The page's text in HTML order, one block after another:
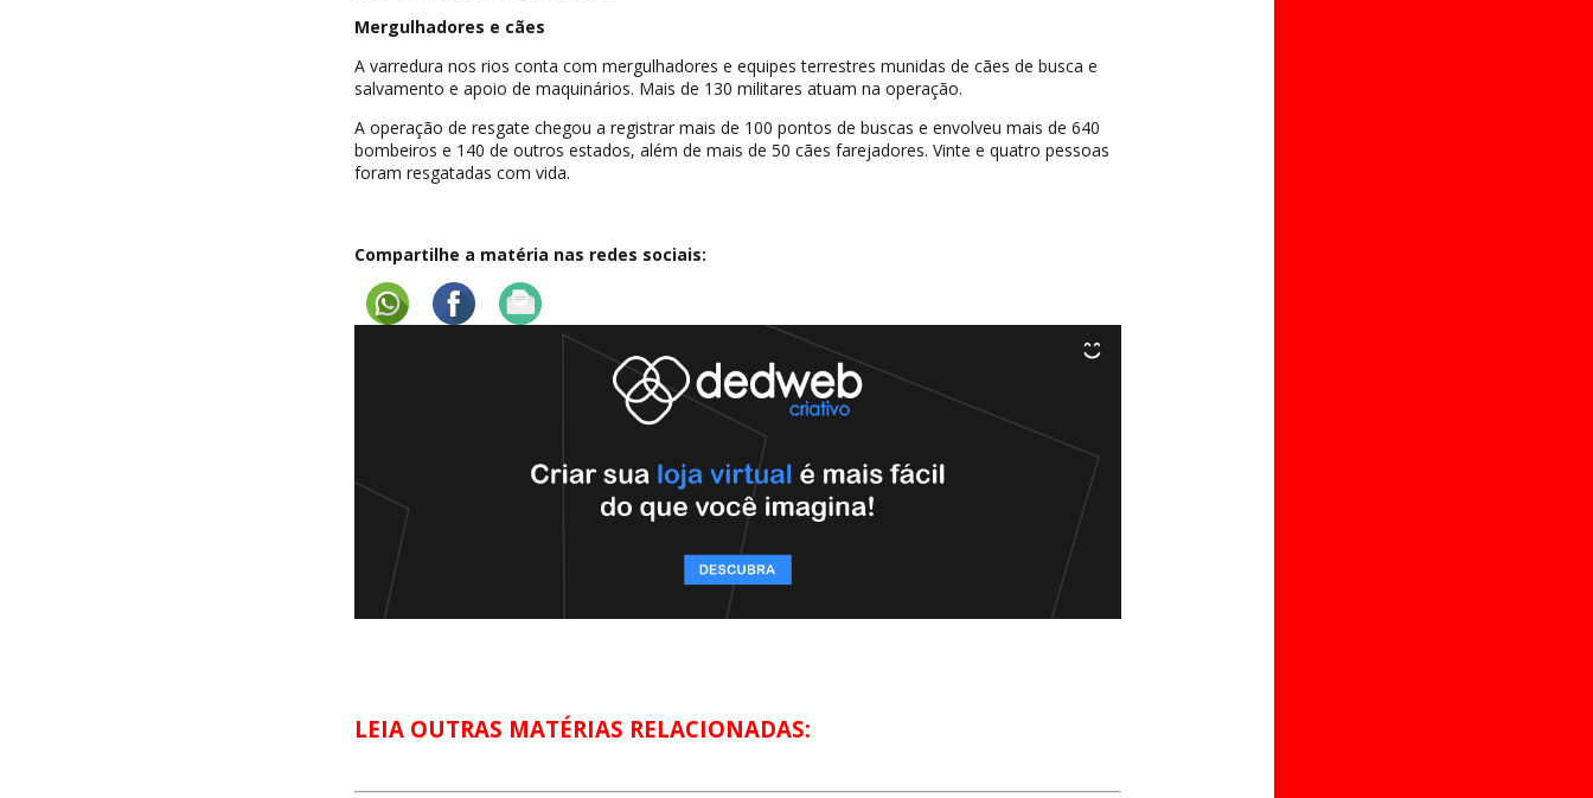
Mergulhadores e cães
A varredura nos rios conta com mergulhadores e equipes terrestres munidas de cães de busca e
salvamento e apoio de maquinários. Mais de 130 militares atuam na operação.
A operação de resgate chegou a registrar mais de 100 pontos de buscas e envolveu mais de 640
bombeiros e 140 de outros estados, além de mais de 50 cães farejadores. Vinte e quatro pessoas
foram resgatadas com vida.
Compartilhe a matéria nas redes sociais:
LEIA OUTRAS MATÉRIAS RELACIONADAS: